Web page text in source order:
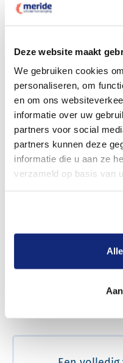
Deze website maakt
We gebruiken cookies
personaliseren, om
en om ons
informatie over uw
partners voor social
partners kunnen deze
informatie die u aan ze
verzameld op basis van
Bekijk tarieven voor
Een betere uitvaart